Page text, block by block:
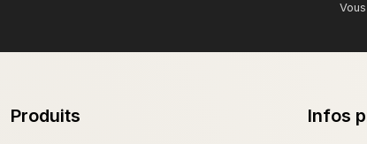
Produits Infos